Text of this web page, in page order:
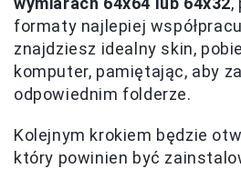
formaty najlepiej
znajdziesz idealny skin,
komputer, pamiętając, aby
odpowiednim folderze.
Kolejnym krokiem będzie
który powinien być